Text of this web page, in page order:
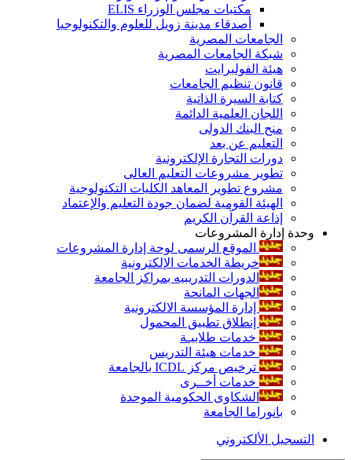
مكتبات مجلس الوزراء ELIS
أصدقاء مدينة زويل للعلوم والتكنولوجيا
الجامعات المصرية
شبكة الجامعات المصرية
هيئة الفولبرايت
قانون تنظيم الجامعات
كتابة السيرة الذاتية
اللجان العلمية الدائمة
منح البنك الدولى
التعليم عن بعد
دورات التجارة الإلكترونية
تطوير مشروعات التعليم العالى
مشروع تطوير المعاهد الكليات التكنولوجية
الهيئة القومية لضمان جودة التعليم والإعتماد
إذاعة القرآن الكريم
وحدة إدارة المشروعات
الموقع الرسمى لوحة إدارة المشروعات
خريطة الخدمات الإلكترونية
الدورات التدريبيه بمراكز الجامعة
الجهات المانحة
إدارة المؤسسة الالكترونية
إنطلاق تطبيق المحمول
خدمات طلابيـة
خدمات هيئة التدريس
ترخيص مركز ICDL بالجامعة
خدمات أخــرى
الشكاوى الحكومية الموحدة
بانوراما الجامعة
التسجيل الألكتروني